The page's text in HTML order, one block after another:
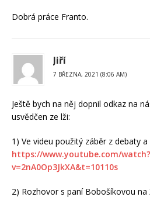
Dobrá práce Franto.
Jiří
7 BŘEZNA, 2021 (8:06 AM)
Ještě bych na něj dopnil odkaz na
usvědčen ze lži:
1) Ve videu použitý záběr z debaty
https://www.youtube.com/watch?
v=2nA0Op3JkXA&t=10110s
2) Rozhovor s paní Bobošíkovou na